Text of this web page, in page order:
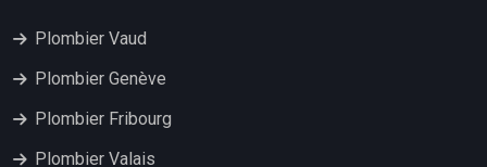
Plombier Vaud
Plombier Genève
Plombier Fribourg
Plombier Valais